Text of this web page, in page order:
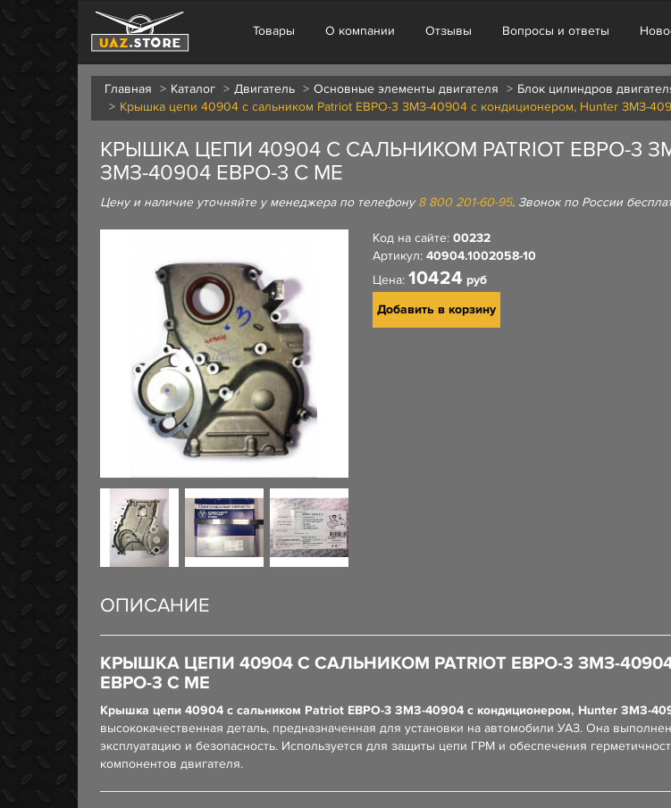
Товары О компании Отзывы Вопросы и ответы
Главная Каталог Двигатель Основные элементы двигателя
Блок цилиндров
Крышка цепи 40904 с сальником Patriot ЕВРО-3 ЗМЗ-40904 с кондиционером, Hunter ЗМЗ-
КРЫШКА ЦЕПИ 40904 С САЛЬНИКОМ PATRIOT ЕВРО-3
ЗМЗ-40904 ЕВРО-3 С МЕ
Цену и наличие уточняйте у менеджера по телефону8 800 201-60-95. Звонок по России
Код на сайте: 00232
Артикул: 40904.1002058-10
Цена: 10424 руб
Добавить в корзину
ОПИСАНИЕ
КРЫШКА ЦЕПИ 40904 С САЛЬНИКОМ PATRIOT ЕВРО-3 ЗМЗ-
ЕВРО-3 С МЕ
Крышка цепи 40904 с сальником Patriot ЕВРО-3 ЗМЗ-40904 с кондиционером, Hunter ЗМЗ-
высококачественная деталь, предназначенная для установки на автомобили УАЗ. Она
эксплуатацию и безопасность. Используется для защиты цепи ГРМ и обеспечения
компонентов двигателя.